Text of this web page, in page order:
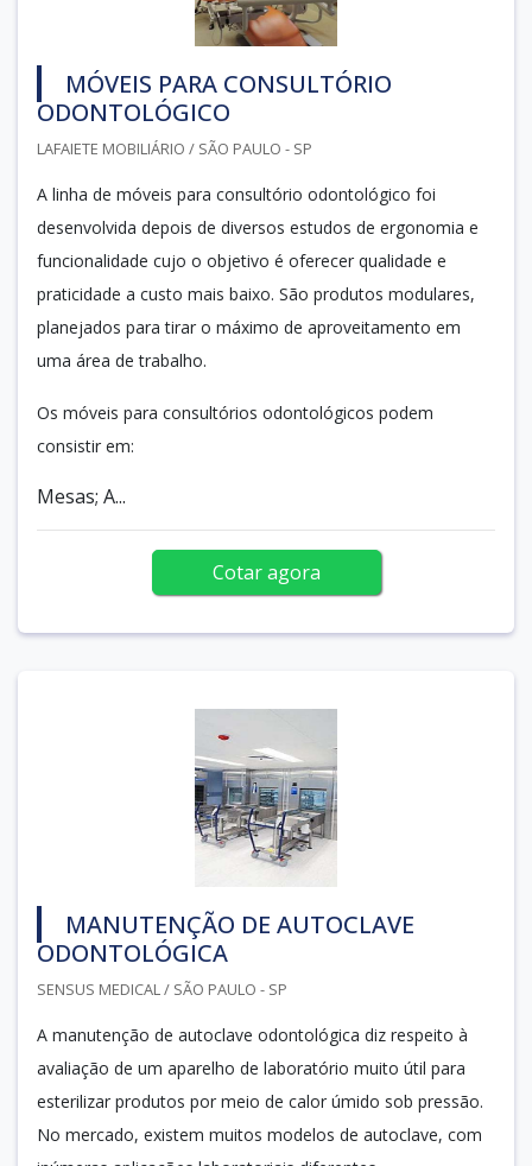
MÓVEIS PARA CONSULTÓRIO
ODONTOLÓGICO
LAFAIETE MOBILIÁRIO / SÃO PAULO - SP
A linha de móveis para consultório odontológico foi
desenvolvida depois de diversos estudos de ergonomia e
funcionalidade cujo o objetivo é oferecer qualidade e
praticidade a custo mais baixo. São produtos modulares,
planejados para tirar o máximo de aproveitamento em
uma área de trabalho.
Os móveis para consultórios odontológicos podem
consistir em:
Mesas; A...
Cotar agora
MANUTENÇÃO DE AUTOCLAVE
ODONTOLÓGICA
SENSUS MEDICAL / SÃO PAULO - SP
A manutenção de autoclave odontológica diz respeito à
avaliação de um aparelho de laboratório muito útil para
esterilizar produtos por meio de calor úmido sob pressão.
No mercado, existem muitos modelos de autoclave, com